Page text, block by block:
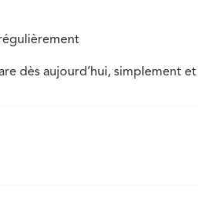
dès aujourd’hui, simplement